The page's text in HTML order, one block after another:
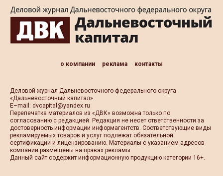
о компании реклама контакты
Деловой журнал Дальневосточного федерального округа
«Дальневосточный капитал»
Е–mail: dvcapital@yandex.ru
Перепечатка материалов из «ДВК» возможна только по
согласованию с редакцией. Редакция не несет ответственности за
достоверность информации информагентств. Соответствующие виды
рекламируемых товаров и услуг подлежат обязательной
сертификации и лицензированию. Материалы с указанием адресов
компаний размещены на правах рекламы.
Данный сайт содержит информационную продукцию категории 16+.